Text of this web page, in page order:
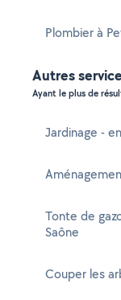
Plombier à
Autres
Ayant le plus de
Jardinage -
Tonte de
Saône
Couper les